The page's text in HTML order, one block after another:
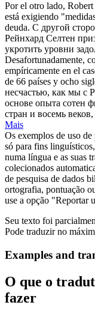
Por el otro lado,
está exigiendo
deuda. С другой
Рейнхард Селтен
укротить уровни
Desafortunadamente,
empíricamente en el
de 66 países y ocho
несчастью, как мы с
основе опыта сотен
стран и восемь
Mais
Os exemplos de uso
só para fins
numa língua e as suas
colecionados
de pesquisa de dados
ortografia, pontuação
use a opção "Reportar
Seu texto foi
Pode traduzir no
Examples and
O que o
fazer